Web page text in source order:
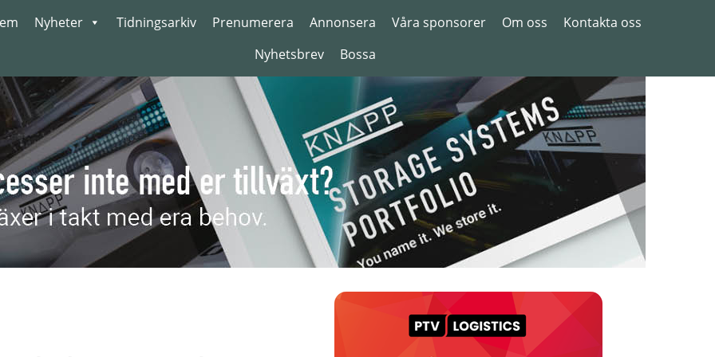
Nyheter Tidningsarkiv Prenumerera Annonsera Våra sponsorer Om oss
Kontakta oss
Nyhetsbrev
Bossa